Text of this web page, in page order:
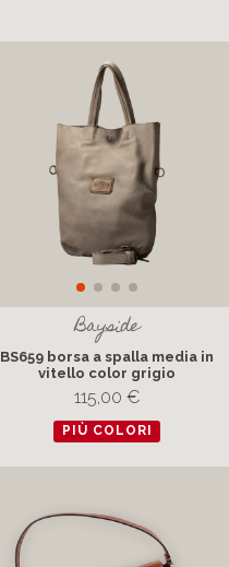
Bayside
BS659 borsa a spalla media in
vitello color grigio
115,00 €
PIÙ COLORI